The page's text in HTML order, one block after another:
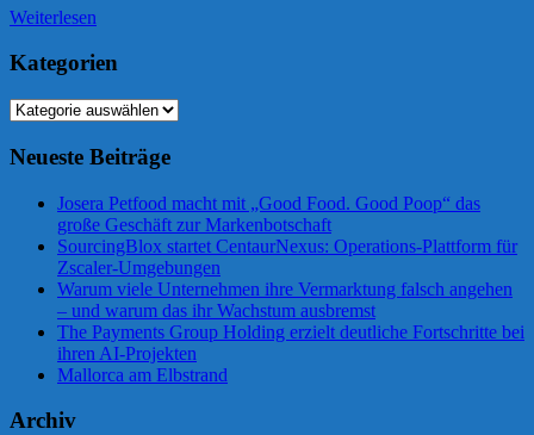
Weiterlesen
Kategorien
Kategorien
Neueste Beiträge
Josera Petfood macht mit „Good Food. Good Poop“ das
große Geschäft zur Markenbotschaft
SourcingBlox startet CentaurNexus: Operations-Plattform für
Zscaler-Umgebungen
Warum viele Unternehmen ihre Vermarktung falsch angehen
– und warum das ihr Wachstum ausbremst
The Payments Group Holding erzielt deutliche Fortschritte bei
ihren AI-Projekten
Mallorca am Elbstrand
Archiv